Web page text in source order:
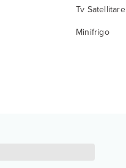
Tv Satellitare
Minifrigo